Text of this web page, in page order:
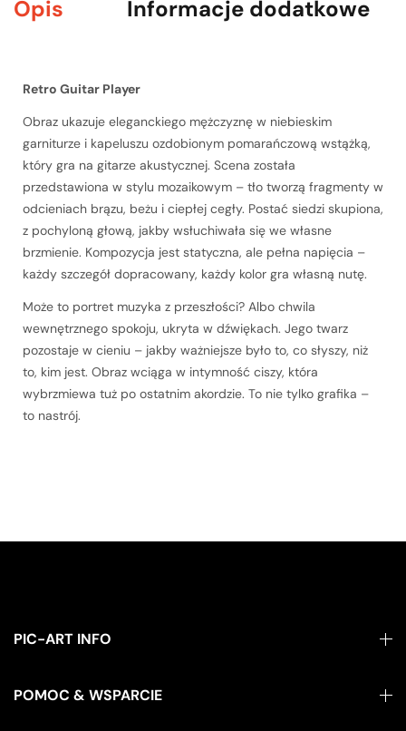
Opis Informacje dodatkowe
Retro Guitar Player
Obraz ukazuje eleganckiego mężczyznę w niebieskim
garniturze i kapeluszu ozdobionym pomarańczową wstążką,
który gra na gitarze akustycznej. Scena została
przedstawiona w stylu mozaikowym – tło tworzą fragmenty w
odcieniach brązu, beżu i ciepłej cegły. Postać siedzi skupiona,
z pochyloną głową, jakby wsłuchiwała się we własne
brzmienie. Kompozycja jest statyczna, ale pełna napięcia –
każdy szczegół dopracowany, każdy kolor gra własną nutę.
Może to portret muzyka z przeszłości? Albo chwila
wewnętrznego spokoju, ukryta w dźwiękach. Jego twarz
pozostaje w cieniu – jakby ważniejsze było to, co słyszy, niż
to, kim jest. Obraz wciąga w intymność ciszy, która
wybrzmiewa tuż po ostatnim akordzie. To nie tylko grafika –
to nastrój.
POMOC & WSPARCIE
PIC-ART INFO